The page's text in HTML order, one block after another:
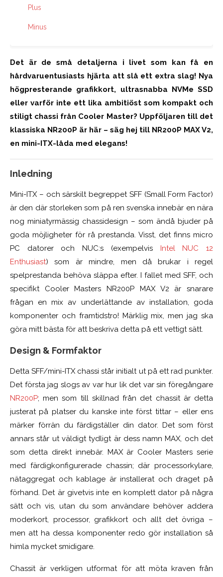
Plus
Minus
Det är de små detaljerna i livet som kan få en
hårdvaruentusiasts hjärta att slå ett extra slag! Nya
högpresterande grafikkort, ultrasnabba NVMe SSD
eller varför inte ett lika ambitiöst som kompakt och
stiligt chassi från Cooler Master? Uppföljaren till det
klassiska NR200P är här – säg hej till NR200P MAX V2,
en mini-ITX-låda med elegans!
Inledning
Mini-ITX – och särskilt begreppet SFF (Small Form Factor)
är den där storleken som på ren svenska innebär en nära
nog miniatyrmässig chassidesign – som ändå bjuder på
goda möjligheter för rå prestanda. Visst, det finns micro
PC datorer och NUC:s (exempelvis
Intel NUC 12
Enthusiast) som är mindre, men då brukar i regel
spelprestanda behöva släppa efter. I fallet med SFF, och
specifikt Cooler Masters NR200P MAX V2 är snarare
frågan en mix av underlättande av installation, goda
komponenter och framtidstro! Märklig mix, men jag ska
göra mitt bästa för att beskriva detta på ett vettigt sätt.
Design & Formfaktor
Detta SFF/mini-ITX chassi står initialt ut på ett rad punkter.
Det första jag slogs av var hur lik det var sin föregångare
NR200P; men som till skillnad från det chassit är detta
justerat på platser du kanske inte först tittar – eller ens
märker förrän du färdigställer din dator. Det som först
annars står ut väldigt tydligt är dess namn MAX, och det
som detta direkt innebär. MAX är Cooler Masters serie
med färdigkonfigurerade chassin; där processorkylare,
nätaggregat och kablage är installerat och draget på
förhand. Det är givetvis inte en komplett dator på några
sätt och vis, utan du som användare behöver addera
moderkort, processor, grafikkort och allt det övriga –
men att ha dessa komponenter redo gör installation så
himla mycket smidigare.
Chassit är verkligen utformat för att möta kraven från